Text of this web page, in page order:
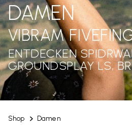
Shop Damen
DAMEN
VIBRAM
ENTDECKEN
GROUNDSPLAY LS,